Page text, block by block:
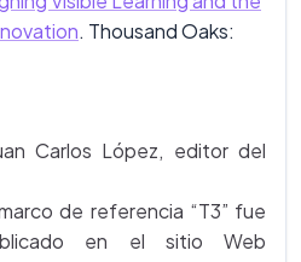
. Thousand Oaks:
Carlos López, editor del
de referencia “T3” fue
en el sitio Web